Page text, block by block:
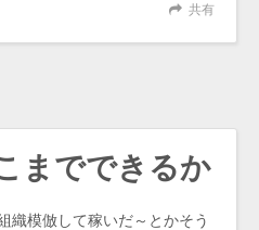
共有
までできるか
織模倣して稼いだ～とかそう